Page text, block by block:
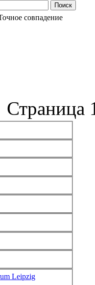
Поиск
совпадение
Страница
Leipzig